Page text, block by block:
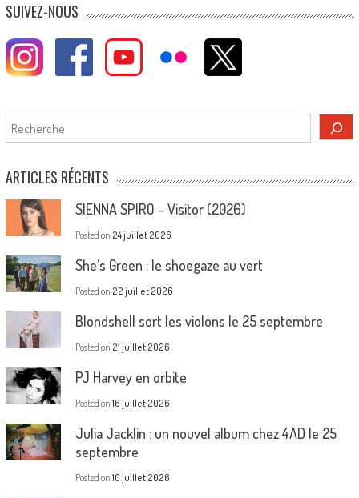
SUIVEZ-NOUS
Rechercher
ARTICLES RÉCENTS
SIENNA SPIRO – Visitor (2026)
Posted on 24 juillet 2026
She’s Green : le shoegaze au vert
Posted on 22 juillet 2026
Blondshell sort les violons le 25 septembre
Posted on 21 juillet 2026
PJ Harvey en orbite
Posted on 16 juillet 2026
Julia Jacklin : un nouvel album chez 4AD le 25
septembre
Posted on 10 juillet 2026